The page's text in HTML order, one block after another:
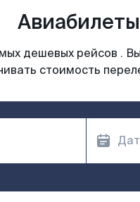
дешевых рейсов .
стоимость